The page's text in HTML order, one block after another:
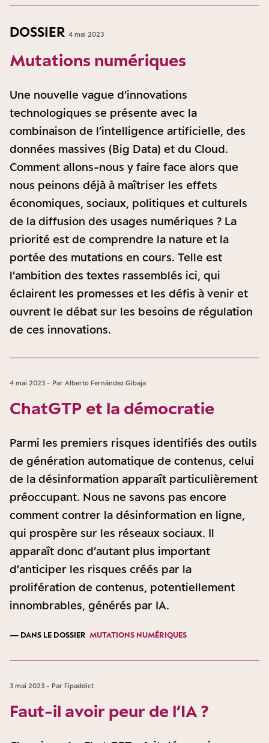
DOSSIER 4 mai 2023
Mutations numériques
Une nouvelle vague d’innovations
technologiques se présente avec la
combinaison de l’intelligence artificielle, des
données massives (Big Data) et du Cloud.
Comment allons-nous y faire face alors que
nous peinons déjà à maîtriser les effets
économiques, sociaux, politiques et culturels
de la diffusion des usages numériques ? La
priorité est de comprendre la nature et la
portée des mutations en cours. Telle est
l’ambition des textes rassemblés ici, qui
éclairent les promesses et les défis à venir et
ouvrent le débat sur les besoins de régulation
de ces innovations.
4 mai 2023 - Par Alberto Fernández Gibaja
ChatGTP et la démocratie
Parmi les premiers risques identifiés des outils
de génération automatique de contenus, celui
de la désinformation apparaît particulièrement
préoccupant. Nous ne savons pas encore
comment contrer la désinformation en ligne,
qui prospère sur les réseaux sociaux. Il
apparaît donc d’autant plus important
d’anticiper les risques créés par la
prolifération de contenus, potentiellement
innombrables, générés par IA.
— DANS LE DOSSIER MUTATIONS NUMÉRIQUES
3 mai 2023 - Par Fipaddict
Faut-il avoir peur de l’IA ?